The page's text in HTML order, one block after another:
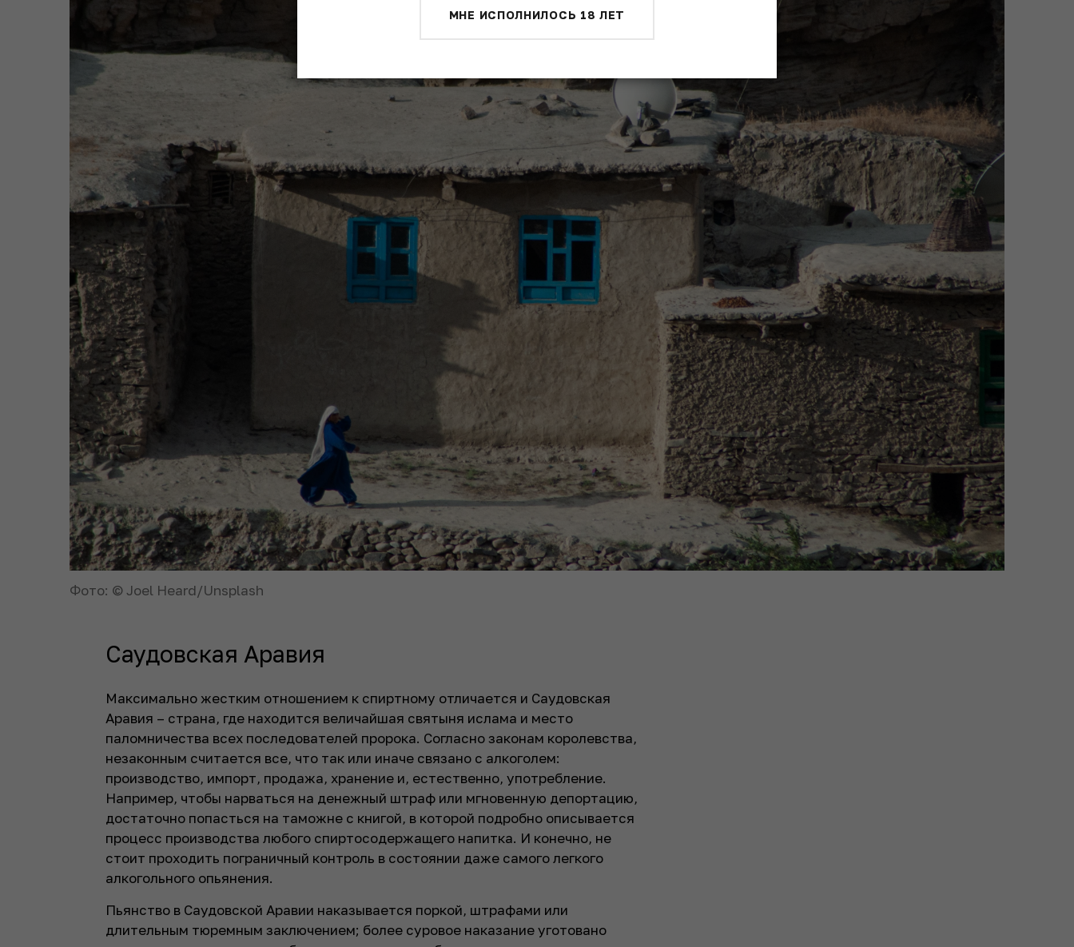
Фото: © Joel Heard/Unsplash
Саудовская Аравия
Максимально жестким отношением к спиртному отличается и Саудовская
Аравия – страна, где находится величайшая святыня ислама и место
паломничества всех последователей пророка. Согласно законам королевства,
незаконным считается все, что так или иначе связано с алкоголем:
производство, импорт, продажа, хранение и, естественно, употребление.
Например, чтобы нарваться на денежный штраф или мгновенную депортацию,
достаточно попасться на таможне с книгой, в которой подробно описывается
процесс производства любого спиртосодержащего напитка. И конечно, не
стоит проходить пограничный контроль в состоянии даже самого легкого
алкогольного опьянения.
Пьянство в Саудовской Аравии наказывается поркой, штрафами или
длительным тюремным заключением; более суровое наказание уготовано
МНЕ ИСПОЛНИЛОСЬ 18 ЛЕТ